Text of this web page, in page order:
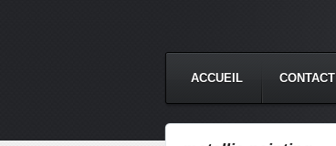
ACCUEIL CONTACT